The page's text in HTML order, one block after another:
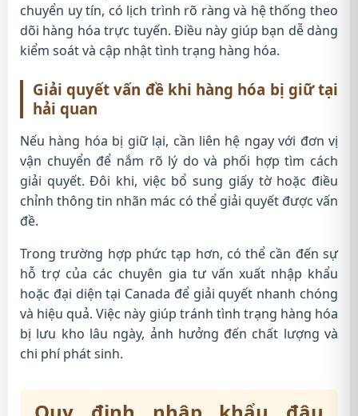
chuyển uy tín, có lịch trình rõ ràng và hệ thống theo
dõi hàng hóa trực tuyến. Điều này giúp bạn dễ dàng
kiểm soát và cập nhật tình trạng hàng hóa.
Giải quyết vấn đề khi hàng hóa bị giữ tại
hải quan
Nếu hàng hóa bị giữ lại, cần liên hệ ngay với đơn vị
vận chuyển để nắm rõ lý do và phối hợp tìm cách
giải quyết. Đôi khi, việc bổ sung giấy tờ hoặc điều
chỉnh thông tin nhãn mác có thể giải quyết được vấn
đề.
Trong trường hợp phức tạp hơn, có thể cần đến sự
hỗ trợ của các chuyên gia tư vấn xuất nhập khẩu
hoặc đại diện tại Canada để giải quyết nhanh chóng
và hiệu quả. Việc này giúp tránh tình trạng hàng hóa
bị lưu kho lâu ngày, ảnh hưởng đến chất lượng và
chi phí phát sinh.